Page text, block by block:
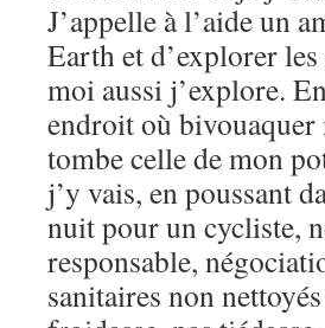
J’appelle à l’aide un
Earth et d’explorer
moi aussi j’explore.
endroit où bivouaquer
tombe celle de mon
j’y vais, en poussant
nuit pour un cycliste,
responsable,
sanitaires non